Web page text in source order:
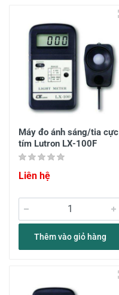
Máy đo ánh sáng/tia cực
tím Lutron LX-100F
Liên hệ
Thêm vào giỏ hàng